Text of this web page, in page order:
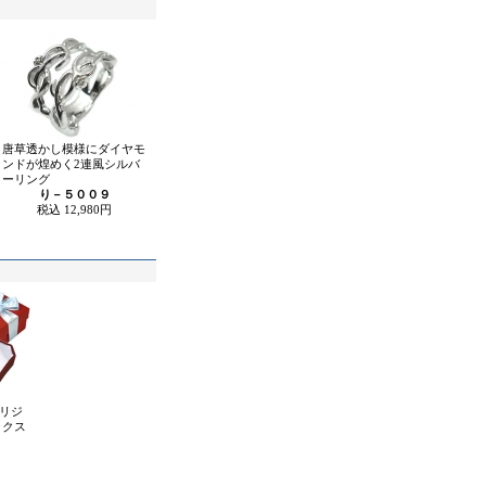
唐草透かし模様にダイヤモ
ンドが煌めく2連風シルバ
ーリング
り－５００９
税込 12,980円
ジ
ス